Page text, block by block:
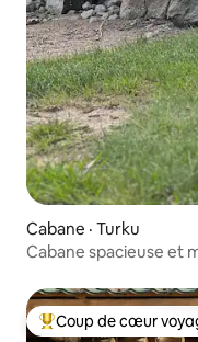
Cabane · Turku
Cabane spacieuse et
Coup de cœur
Coup de cœur